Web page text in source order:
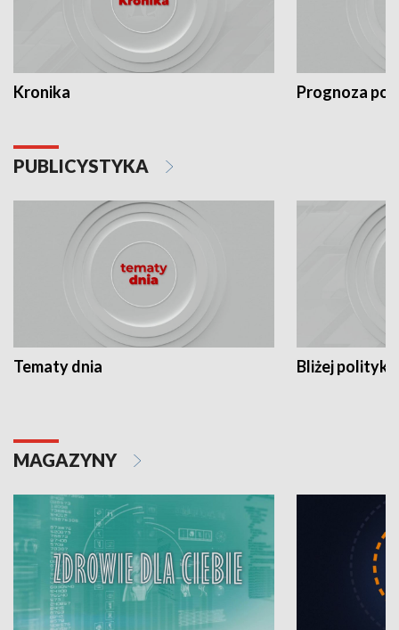
Kronika Prognoza
PUBLICYSTYKA
Tematy dnia Bliżej polityki
MAGAZYNY